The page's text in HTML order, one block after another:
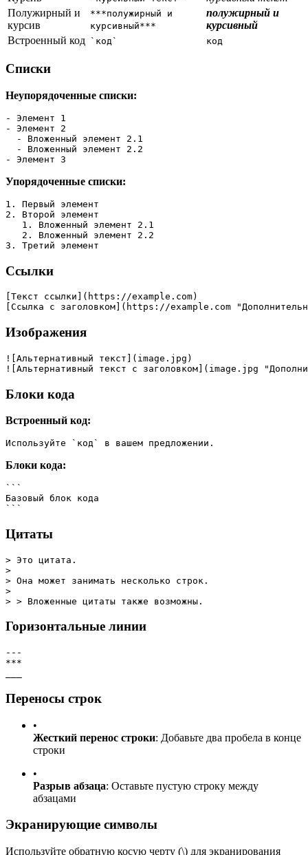
Полужирный и
курсив
***полужирный и
курсивный***
полужирный и
курсивный
Встроенный код `код` код
Списки
Неупорядоченные списки:
- Элемент 1
- Элемент 2
  - Вложенный элемент 2.1
  - Вложенный элемент 2.2
- Элемент 3
Упорядоченные списки:
1. Первый элемент
2. Второй элемент
   1. Вложенный элемент 2.1
   2. Вложенный элемент 2.2
3. Третий элемент
Ссылки
[Текст ссылки](https://example.com)
[Ссылка с заголовком](https://example.com
Изображения
![Альтернативный текст](image.jpg)
![Альтернативный текст с заголовком](image.jpg
Блоки кода
Встроенный код:
Используйте `код` в вашем предложении.
Блоки кода:
```
Базовый блок кода
```
Цитаты
> Это цитата.
>
> Она может занимать несколько строк.
>
> > Вложенные цитаты также возможны.
Горизонтальные линии
---
***
Переносы строк
•
Жесткий перенос строки: Добавьте два пробела в конце
строки
•
Разрыв абзаца: Оставьте пустую строку между
абзацами
Экранирующие символы
Используйте обратную косую черту (\) для экранирования